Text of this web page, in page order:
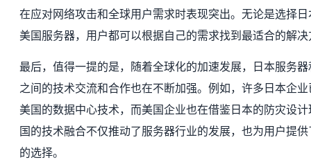
在应对网络攻击和全球用户需求时表现突出。无论是选择
美国服务器，用户都可以根据自己的需求找到最适合的解
最后，值得一提的是，随着全球化的加速发展，日本服务
之间的技术交流和合作也在不断加强。例如，许多日本企
美国的数据中心技术，而美国企业也在借鉴日本的防灾设
国的技术融合不仅推动了服务器行业的发展，也为用户提
的选择。